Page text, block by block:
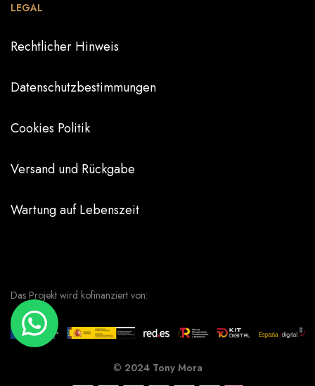
LEGAL
Rechtlicher Hinweis
Datenschutzbestimmungen
Cookies Politik
Versand und Rückgabe
Wartung auf Lebenszeit
Das Projekt wird kofinanziert von:
© 2024 Tony Mora